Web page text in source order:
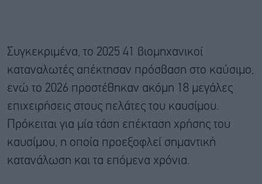
Συγκεκριμένα, το 2025 41 βιομηχανικοί
καταναλωτές απέκτησαν πρόσβαση στο καύσιμο,
ενώ το 2026 προστέθηκαν ακόμη 18 μεγάλες
επιχειρήσεις στους πελάτες του καυσίμου.
Πρόκειται για μία τάση επέκταση χρήσης του
καυσίμου, η οποία προεξοφλεί σημαντική
κατανάλωση και τα επόμενα χρόνια.